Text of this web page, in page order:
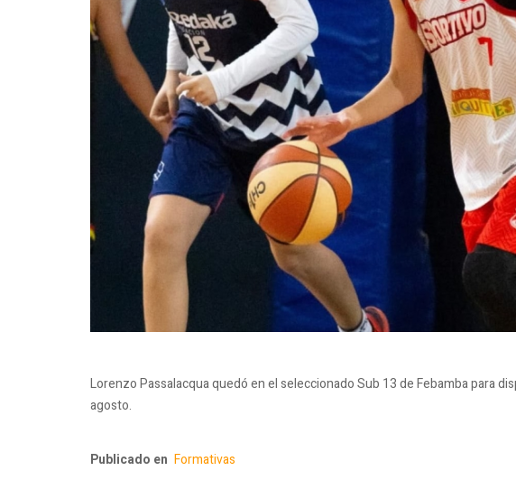
Lorenzo Passalacqua quedó en el seleccionado Sub 13 de Febamba para
agosto.
Publicado en Formativas